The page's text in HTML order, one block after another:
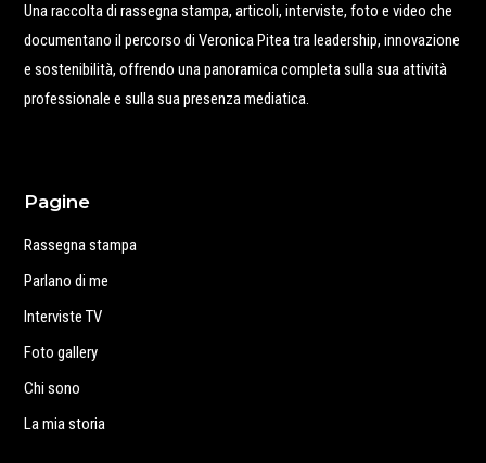
Una raccolta di rassegna stampa, articoli, interviste, foto e video che
documentano il percorso di Veronica Pitea tra leadership, innovazione
e sostenibilità, offrendo una panoramica completa sulla sua attività
professionale e sulla sua presenza mediatica.
Pagine
Rassegna stampa
Parlano di me
Interviste TV
Foto gallery
Chi sono
La mia storia